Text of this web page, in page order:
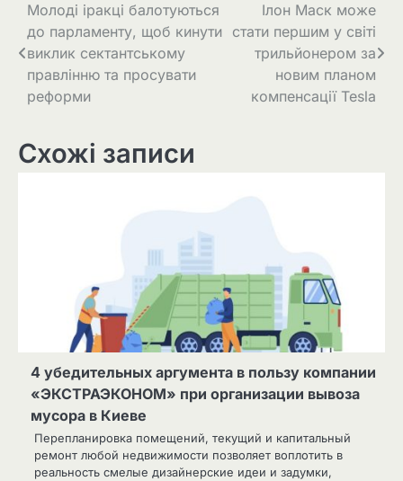
Навігація
записів
Молоді іракці балотуються
до парламенту, щоб кинути
виклик сектантському
правлінню та просувати
реформи
Ілон Маск може
стати першим у світі
трильйонером за
новим планом
компенсації Tesla
Схожі записи
4 убедительных аргумента в пользу компании
«ЭКСТРАЭКОНОМ» при организации вывоза
мусора в Киеве
Перепланировка помещений, текущий и капитальный
ремонт любой недвижимости позволяет воплотить в
реальность смелые дизайнерские идеи и задумки,